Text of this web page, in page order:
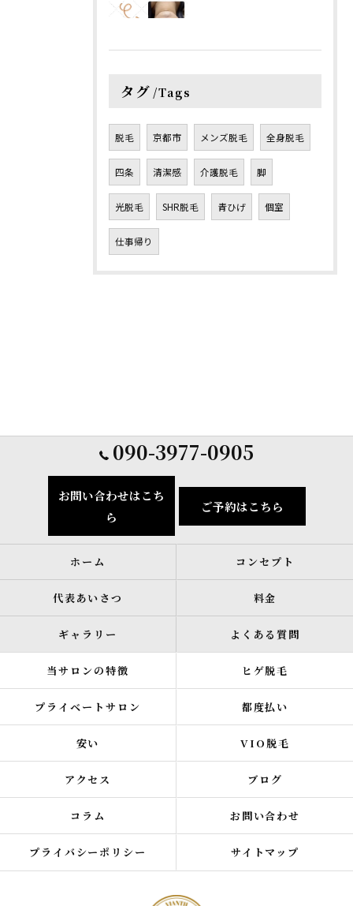
タグ Tags
脱毛 京都市 メンズ脱毛 全身脱毛
四条 清潔感 介護脱毛 脚
光脱毛 SHR脱毛 青ひげ 個室
仕事帰り
090-3977-0905
お問い合わせはこち
ら
ご予約はこちら
ホーム コンセプト
代表あいさつ 料金
ギャラリー よくある質問
当サロンの特徴 ヒゲ脱毛
プライベートサロン 都度払い
安い VIO脱毛
アクセス ブログ
コラム お問い合わせ
プライバシーポリシー サイトマップ